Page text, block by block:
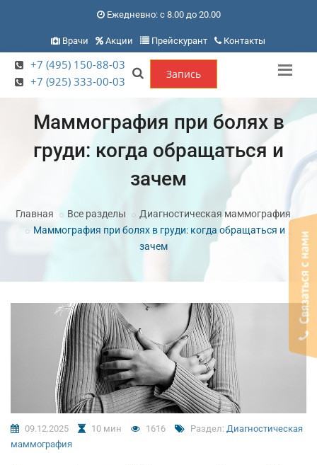
Ежедневно: с 8.00 до 20.00
Врачи Акции Прейскурант Контакты
+7 (495) 150-88-03
+7 (925) 333-00-03
Запись
Маммография при болях в
груди: когда обращаться и
зачем
Главная Все разделы
Диагностическая маммография
Маммография при болях в груди: когда обращаться и
зачем
09.12.2025 10 мин 1616 Раздел: Диагностическая
маммография